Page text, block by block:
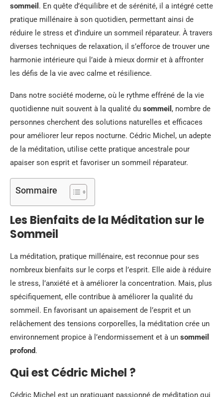
sommeil . En quête d’équilibre et de sérénité, il a intégré cette
pratique millénaire à son quotidien, permettant ainsi de
réduire le stress et d’induire un sommeil réparateur. À travers
diverses techniques de relaxation, il s’efforce de trouver une
harmonie intérieure qui l’aide à mieux dormir et à affronter
les défis de la vie avec calme et résilience.
Dans notre société moderne, où le rythme effréné de la vie
quotidienne nuit souvent à la qualité du sommeil , nombre de
personnes cherchent des solutions naturelles et efficaces
pour améliorer leur repos nocturne. Cédric Michel, un adepte
de la méditation, utilise cette pratique ancestrale pour
apaiser son esprit et favoriser un sommeil réparateur.
Sommaire
Les Bienfaits de la Méditation sur le
Sommeil
La méditation, pratique millénaire, est reconnue pour ses
nombreux bienfaits sur le corps et l’esprit. Elle aide à réduire
le stress, l’anxiété et à améliorer la concentration. Mais, plus
spécifiquement, elle contribue à améliorer la qualité du
sommeil. En favorisant un apaisement de l’esprit et un
relâchement des tensions corporelles, la méditation crée un
environnement propice à l’endormissement et à un sommeil
profond.
Qui est Cédric Michel ?
Cédric Michel est un pratiquant passionné de méditation qui